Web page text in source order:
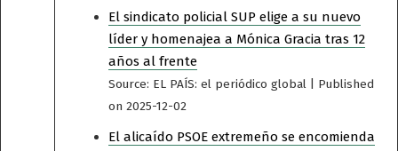
El sindicato policial SUP elige a su nuevo
líder y homenajea a Mónica Gracia tras 12
años al frente
Source: EL PAÍS: el periódico global
Published
on 2025-12-02
El alicaído PSOE extremeño se encomienda